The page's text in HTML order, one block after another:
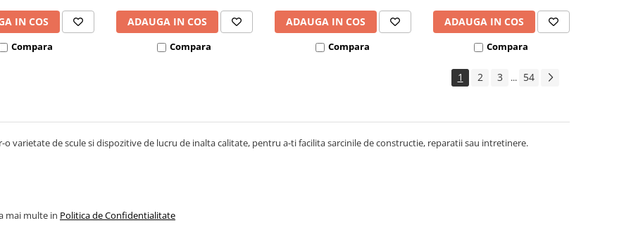
IN COS
Compara
ADAUGA IN COS
Compara
ADAUGA IN COS
Compara
ADAUGA IN COS
Compara
1 2 3 ... 54
o varietate de scule si dispozitive de lucru de inalta calitate, pentru a-ti facilita sarcinile de constructie, reparatii sau intretinere.
mai multe in Politica de Confidentialitate